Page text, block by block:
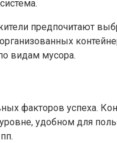
предпочитают
видам мусора.
факторов успеха.
удобном для